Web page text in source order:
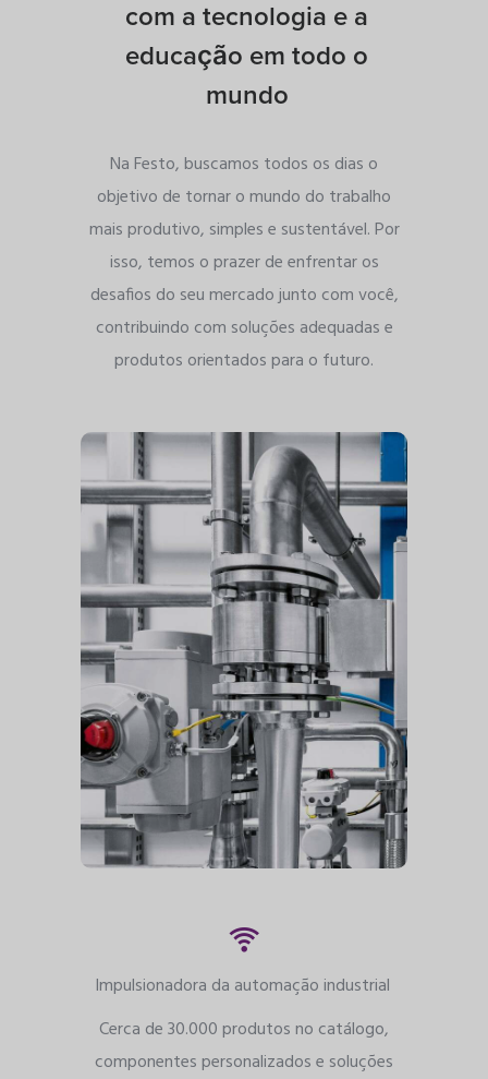
com a tecnologia e a
educação em todo o
mundo
Na Festo, buscamos todos os dias o
objetivo de tornar o mundo do trabalho
mais produtivo, simples e sustentável. Por
isso, temos o prazer de enfrentar os
desafios do seu mercado junto com você,
contribuindo com soluções adequadas e
produtos orientados para o futuro.
Impulsionadora da automação industrial
Cerca de 30.000 produtos no catálogo,
componentes personalizados e soluções